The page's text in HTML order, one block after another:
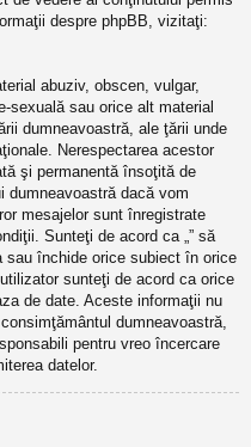
despre phpBB, vizitaţi:
abuziv, obscen, vulgar,
sexuală sau orice alt material
dumneavoastră, ale ţării unde
Nerespectarea acestor
şi permanentă însoţită de
dumneavoastră dacă vom
mesajelor sunt înregistrate
Sunteţi de acord ca „” să
sau închide orice subiect în orice
sunteţi de acord ca orice
de date. Aceste informaţii nu
dumneavoastră,
pentru vreo încercare
datelor.